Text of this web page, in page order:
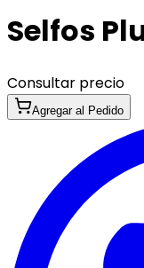
Selfos
Consultar precio
Agregar al Pedido